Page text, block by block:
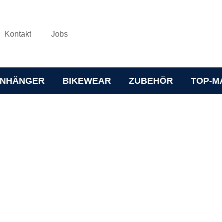
Kontakt Jobs
BIKEWEAR ZUBEHÖR TOP-